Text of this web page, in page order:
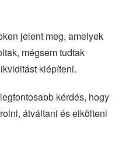
jelent meg, amelyek
mégsem tudtak
kiépíteni.
kérdés, hogy
átváltani és elkölteni